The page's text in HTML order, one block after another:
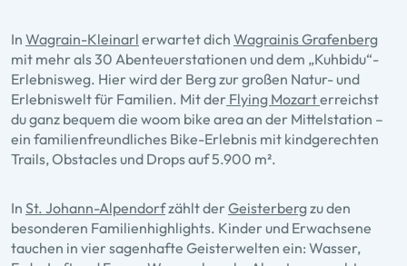
In Wagrain-Kleinarl erwartet dich Wagrainis Grafenberg
mit mehr als 30 Abenteuerstationen und dem „Kuhbidu“-
Erlebnisweg. Hier wird der Berg zur großen Natur- und
Erlebniswelt für Familien. Mit der Flying Mozarterreichst
du ganz bequem die woom bike area an der Mittelstation –
ein familienfreundliches Bike-Erlebnis mit kindgerechten
Trails, Obstacles und Drops auf 5.900 m².
In St. Johann-Alpendorfzählt der Geisterbergzu den
besonderen Familienhighlights. Kinder und Erwachsene
tauchen in vier sagenhafte Geisterwelten ein: Wasser,